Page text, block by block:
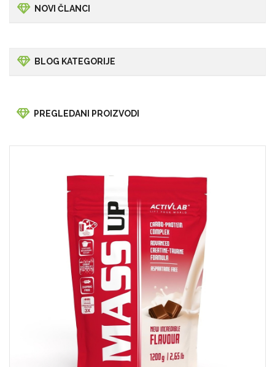
NOVI ČLANCI
BLOG KATEGORIJE
PREGLEDANI PROIZVODI